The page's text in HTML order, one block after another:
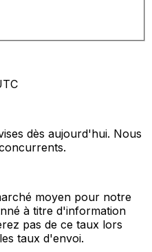
dès aujourd'hui. Nous
moyen pour notre
à titre d'information
pas de ce taux lors
taux d'envoi.